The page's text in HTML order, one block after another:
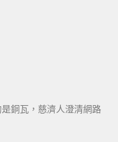
銅瓦，慈濟人澄清網路